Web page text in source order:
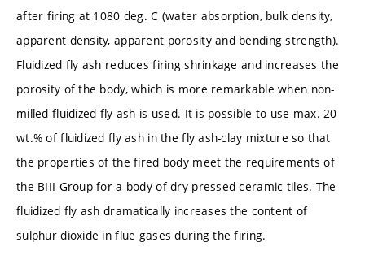
after firing at 1080 deg. C (water absorption, bulk density,
apparent density, apparent porosity and bending strength).
Fluidized fly ash reduces firing shrinkage and increases the
porosity of the body, which is more remarkable when non-
milled fluidized fly ash is used. It is possible to use max. 20
wt.% of fluidized fly ash in the fly ash-clay mixture so that
the properties of the fired body meet the requirements of
the BIII Group for a body of dry pressed ceramic tiles. The
fluidized fly ash dramatically increases the content of
sulphur dioxide in flue gases during the firing.